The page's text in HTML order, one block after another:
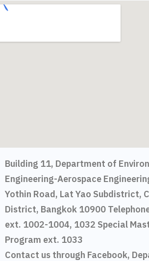
Building 11, Department of
Engineering-Aerospace
Yothin Road, Lat Yao Subdistrict,
District, Bangkok 10900
ext. 1002-1004, 1032 Special
Program ext. 1033
Contact us through Facebook,